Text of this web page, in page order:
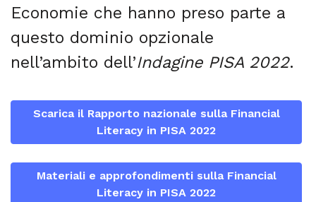
Economie che hanno preso parte a
questo dominio opzionale
nell’ambito dell’Indagine PISA 2022.
Scarica il Rapporto nazionale sulla Financial
Literacy in PISA 2022
Materiali e approfondimenti sulla Financial
Literacy in PISA 2022